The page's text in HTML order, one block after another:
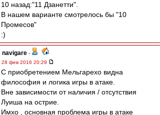
10 назад:"11 Дзанетти".
В нашем варианте смотрелось бы "10
Промесов"
:)
navigare -
28 фев 2016 20:29
С приобретением Мельгарехо видна
философия и логика игры в атаке.
Вне зависимости от наличия / отсутствия
Луиша на острие.
Имхо , основная проблема игры в атаке